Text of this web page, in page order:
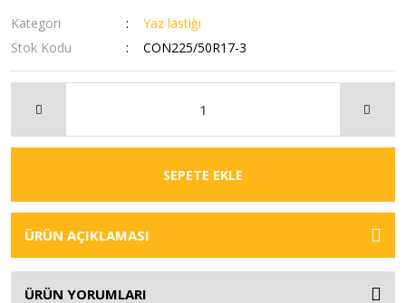
Kategori
Yaz lastiği
Stok Kodu
CON225/50R17-3
SEPETE EKLE
ÜRÜN AÇIKLAMASI
ÜRÜN YORUMLARI